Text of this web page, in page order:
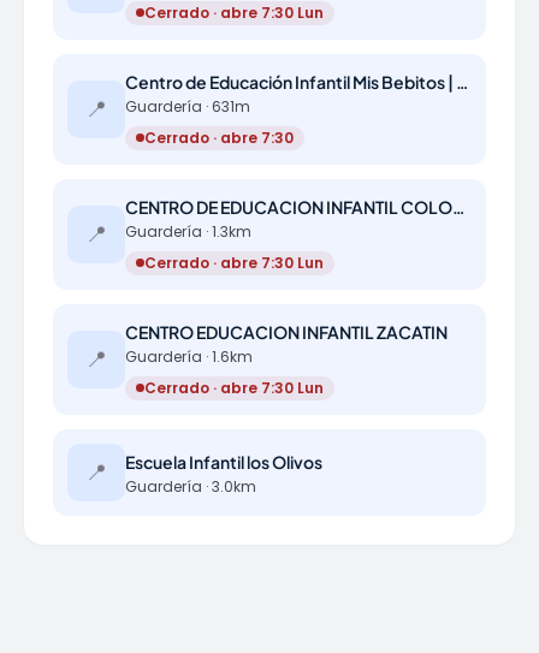
Cerrado · abre 7:30 Lun
📍
Centro de Educación Infantil Mis Bebitos | Escuela infantil en Alcalá de Guadaíra
Guardería · 631m
Cerrado · abre 7:30
📍
CENTRO DE EDUCACION INFANTIL COLORINES
Guardería · 1.3km
Cerrado · abre 7:30 Lun
📍
CENTRO EDUCACION INFANTIL ZACATIN
Guardería · 1.6km
Cerrado · abre 7:30 Lun
📍 Escuela Infantil los Olivos
Guardería · 3.0km